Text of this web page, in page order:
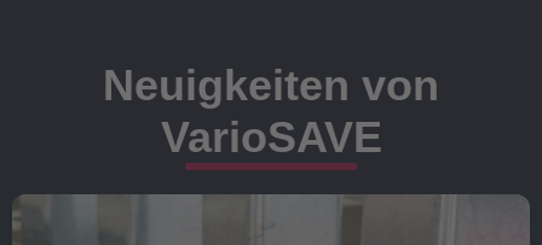
Neuigkeiten von
VarioSAVE